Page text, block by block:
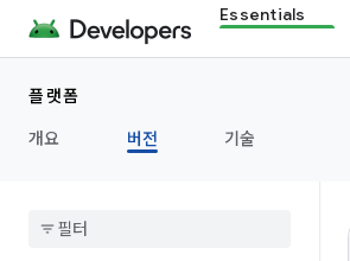
Essentials
플랫폼
개요
버전 기술